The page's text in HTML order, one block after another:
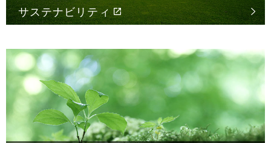
サステナビリティ